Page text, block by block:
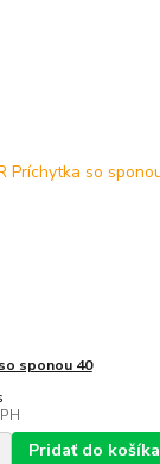
sponou 40
Pridať do košíka